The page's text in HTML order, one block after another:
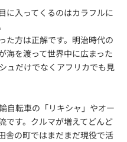
に入ってくるのはカラフルに
た方は正解です。明治時代の
海を渡って世界中に広まった
ュだけでなくアフリカでも見
自転車の「リキシャ」やオー
です。クルマが増えてどんど
舎の町ではまだまだ現役で活